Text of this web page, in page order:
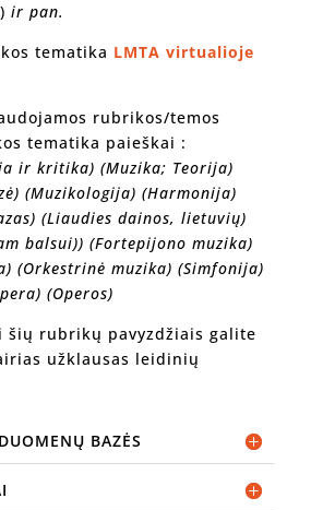
ir pan.
tematika LMTA virtualioje
rubrikos/temos
tematika paieškai :
ir kritika) (Muzika; Teorija)
(Muzikologija) (Harmonija)
(Liaudies dainos, lietuvių)
balsui)) (Fortepijono muzika)
(Orkestrinė muzika) (Simfonija)
(Operos)
šių rubrikų pavyzdžiais galite
užklausas leidinių
BAZĖS